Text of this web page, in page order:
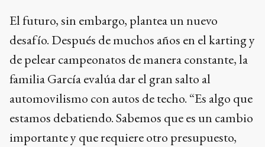
El futuro, sin embargo, plantea un nuevo
desafío. Después de muchos años en el karting y
de pelear campeonatos de manera constante, la
familia García evalúa dar el gran salto al
automovilismo con autos de techo. “Es algo que
estamos debatiendo. Sabemos que es un cambio
importante y que requiere otro presupuesto,